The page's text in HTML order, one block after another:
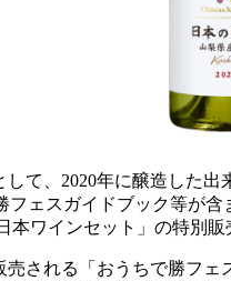
て、2020年に醸造した
ェスガイドブック等が
ワインセット」の特別販
される「おうちで勝フ